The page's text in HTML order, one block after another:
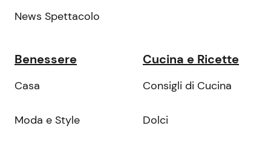
News Spettacolo
Benessere
Casa
Moda e Style
Cucina e Ricette
Consigli di Cucina
Dolci